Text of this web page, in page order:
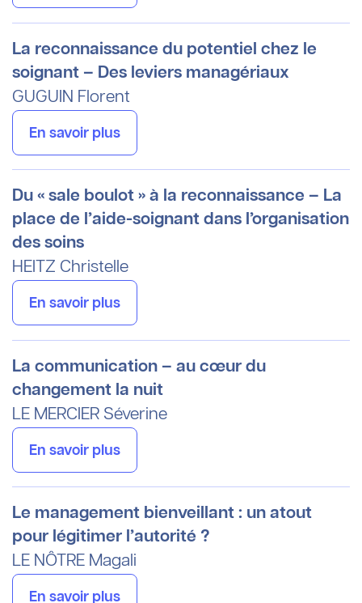
La reconnaissance du potentiel chez le
soignant – Des leviers managériaux
GUGUIN Florent
En savoir plus
Du « sale boulot » à la reconnaissance – La
place de l’aide-soignant dans l’organisation
des soins
HEITZ Christelle
En savoir plus
La communication – au cœur du
changement la nuit
LE MERCIER Séverine
En savoir plus
Le management bienveillant : un atout
pour légitimer l’autorité ?
LE NÔTRE Magali
En savoir plus